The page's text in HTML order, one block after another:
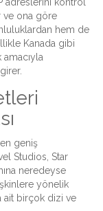
ve ona göre
hem de
Kanada gibi
geniş
Studios, Star
neredeyse
yönelik
ait birçok dizi ve